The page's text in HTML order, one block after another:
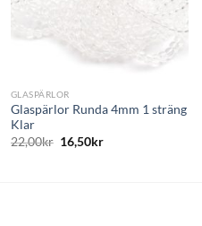
GLASPÄRLOR
Glaspärlor Runda 4mm 1 sträng
Klar
22,00kr 16,50kr